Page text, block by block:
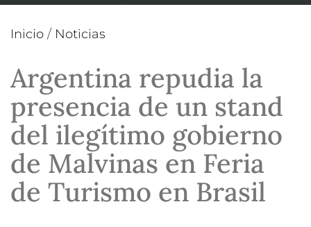
Inicio / Noticias
Argentina repudia la
presencia de un stand
del ilegítimo gobierno
de Malvinas en Feria
de Turismo en Brasil